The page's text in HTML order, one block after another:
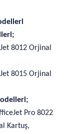
8012 Orjinal
8015 Orjinal
Pro 8022
Kartuş,